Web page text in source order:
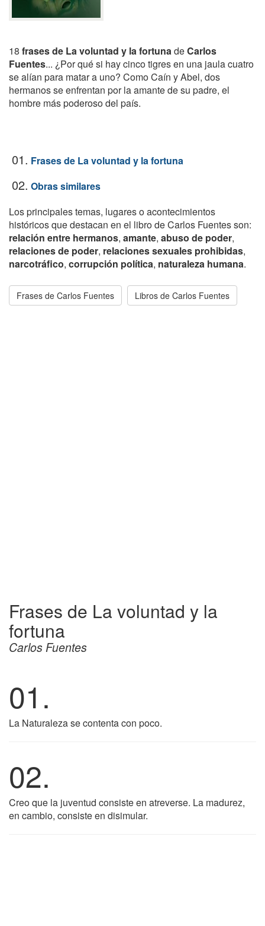
18 frases de La voluntad y la fortunadeCarlos
Fuentes... ¿Por qué si hay cinco tigres en una jaula cuatro
se alían para matar a uno? Como Caín y Abel, dos
hermanos se enfrentan por la amante de su padre, el
hombre más poderoso del país.
01. Frases de La voluntad y la fortuna
02. Obras similares
Los principales temas, lugares o acontecimientos
históricos que destacan en el libro de Carlos Fuentes son:
relación entre hermanos, amante, abuso de poder,
relaciones de poder, relaciones sexuales prohibidas,
narcotráfico, corrupción política, naturaleza humana.
Frases de Carlos Fuentes Libros de Carlos Fuentes
Frases de La voluntad y la
fortuna
Carlos Fuentes
01.
La Naturaleza se contenta con poco.
02.
Creo que la juventud consiste en atreverse. La madurez,
en cambio, consiste en disimular.